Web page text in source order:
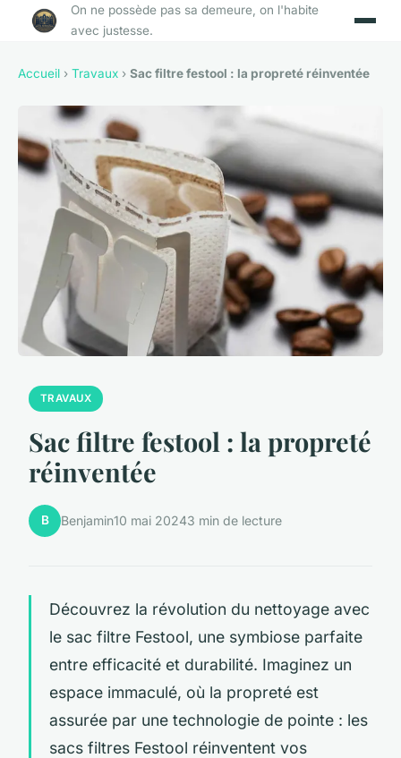
On ne possède pas sa demeure, on l'habite
avec justesse.
Accueil › Travaux › Sac filtre festool : la propreté réinventée
TRAVAUX
Sac filtre festool : la propreté
réinventée
B Benjamin10 mai 20243 min de lecture
Découvrez la révolution du nettoyage avec
le sac filtre Festool, une symbiose parfaite
entre efficacité et durabilité. Imaginez un
espace immaculé, où la propreté est
assurée par une technologie de pointe : les
sacs filtres Festool réinventent vos